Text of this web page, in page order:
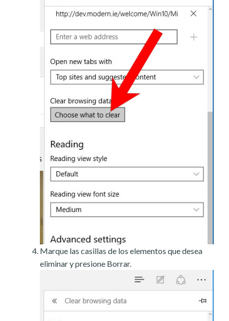
Marque las casillas de los elementos que desea
eliminar y presione Borrar.